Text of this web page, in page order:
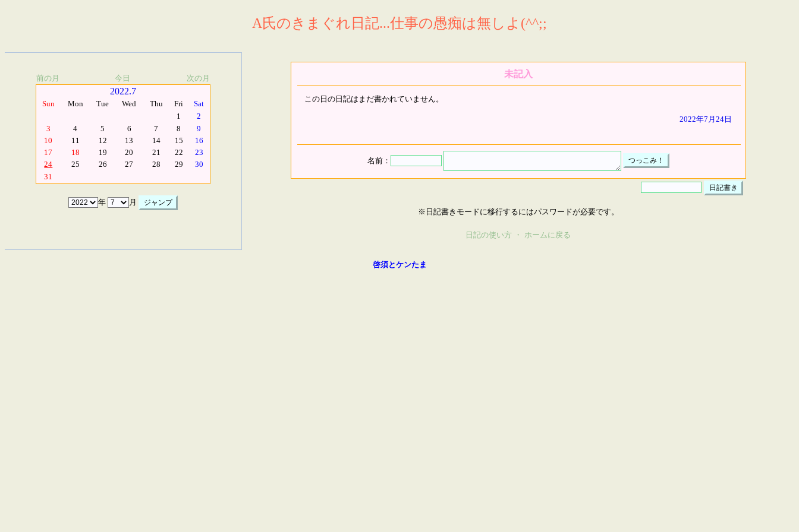
A氏のきまぐれ日記...仕事の愚痴は無しよ(^^;;
前の月 今日 次の月
2022.7
Sun Mon Tue Wed Thu Fri
Sat
1
2
3
4 5 6 7 8
9
10
11 12 13 14 15
16
17
18 19 20 21 22
23
24
25 26 27 28 29
30
31
年 月
未記入
この日の日記はまだ書かれていません。
2022年7月24日
名前：
※日記書きモードに移行するにはパスワードが必要です。
日記の使い方 ・ ホームに戻る
啓須とケンたま